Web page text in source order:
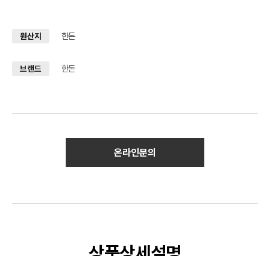
원산지 한돈
브랜드 한돈
온라인문의